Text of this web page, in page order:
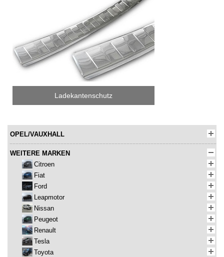
Ladekantenschutz
OPEL/VAUXHALL
WEITERE MARKEN
Citroen
Fiat
Ford
Leapmotor
Nissan
Peugeot
Renault
Tesla
Toyota